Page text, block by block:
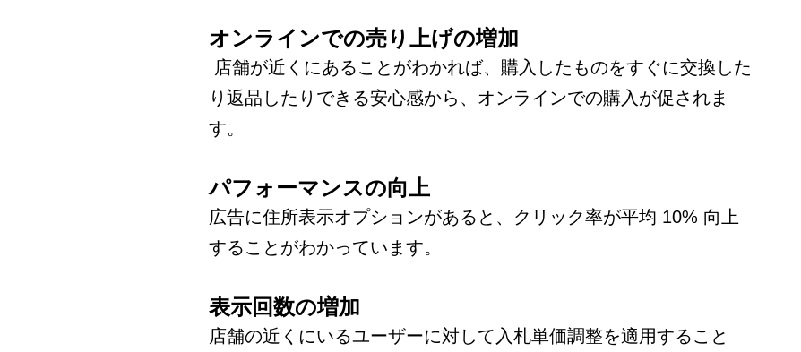
オンラインでの売り上げの増加
店舗が近くにあることがわかれば、購入したものをすぐに交換した
り返品したりできる安心感から、オンラインでの購入が促されま
す。
パフォーマンスの向上
広告に住所表示オプションがあると、クリック率が平均 10% 向上
することがわかっています。
表示回数の増加
店舗の近くにいるユーザーに対して入札単価調整を適用すること